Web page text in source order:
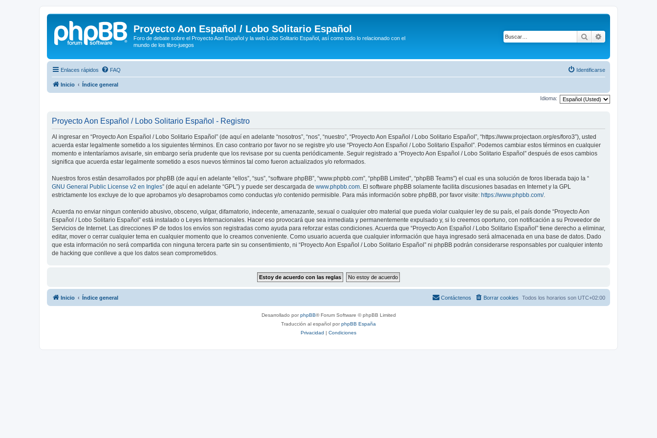
Proyecto Aon Español / Lobo Solitario Español
Foro de debate sobre el Proyecto Aon Español y la web Lobo Solitario Español, así como todo lo relacionado con el
mundo de los libro-juegos
Buscar
Enlaces rápidos FAQ Identificarse
Inicio Índice general
Idioma:
Proyecto Aon Español / Lobo Solitario Español - Registro
Al ingresar en “Proyecto Aon Español / Lobo Solitario Español” (de aquí en adelante “nosotros”, “nos”, “nuestro”, “Proyecto Aon Español / Lobo Solitario Español”, “https://www.projectaon.org/es/foro3”), usted
acuerda estar legalmente sometido a los siguientes términos. En caso contrario por favor no se registre y/o use “Proyecto Aon Español / Lobo Solitario Español”. Podemos cambiar estos términos en cualquier
momento e intentaríamos avisarle, sin embargo sería prudente que los revisase por su cuenta periódicamente. Seguir registrado a “Proyecto Aon Español / Lobo Solitario Español” después de esos cambios
significa que acuerda estar legalmente sometido a esos nuevos términos tal como fueron actualizados y/o reformados.
Nuestros foros están desarrollados por phpBB (de aquí en adelante “ellos”, “sus”, “software phpBB”, “www.phpbb.com”, “phpBB Limited”, “phpBB Teams”) el cual es una solución de foros liberada bajo la “
GNU General Public License v2 en Ingles” (de aquí en adelante “GPL”) y puede ser descargada de www.phpbb.com. El software phpBB solamente facilita discusiones basadas en Internet y la GPL
estrictamente los excluye de lo que aprobamos y/o desaprobamos como conductas y/o contenido permisible. Para más información sobre phpBB, por favor visite: https://www.phpbb.com/.
Acuerda no enviar ningun contenido abusivo, obsceno, vulgar, difamatorio, indecente, amenazante, sexual o cualquier otro material que pueda violar cualquier ley de su país, el país donde “Proyecto Aon
Español / Lobo Solitario Español” está instalado o Leyes Internacionales. Hacer eso provocará que sea inmediata y permanentemente expulsado y, si lo creemos oportuno, con notificación a su Proveedor de
Servicios de Internet. Las direcciones IP de todos los envíos son registradas como ayuda para reforzar estas condiciones. Acuerda que “Proyecto Aon Español / Lobo Solitario Español” tiene derecho a eliminar,
editar, mover o cerrar cualquier tema en cualquier momento que lo creamos conveniente. Como usuario acuerda que cualquier información que haya ingresado será almacenada en una base de datos. Dado
que esta información no será compartida con ninguna tercera parte sin su consentimiento, ni “Proyecto Aon Español / Lobo Solitario Español” ni phpBB podrán considerarse responsables por cualquier intento
de hacking que conlleve a que los datos sean comprometidos.
Inicio Índice general Todos los horarios son UTC+02:00
Borrar cookies
Contáctenos
Desarrollado porphpBB® Forum Software © phpBB Limited
Traducción al español porphpBB España
Privacidad | Condiciones